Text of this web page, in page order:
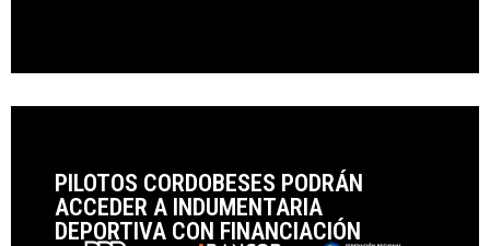
PILOTOS CORDOBESES PODRÁN
ACCEDER A INDUMENTARIA
DEPORTIVA CON FINANCIACIÓN